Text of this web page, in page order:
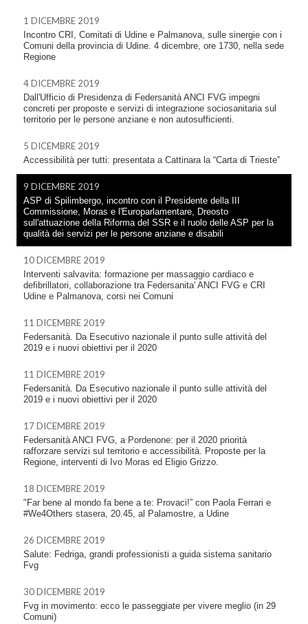
1 DICEMBRE 2019
Incontro CRI, Comitati di Udine e Palmanova, sulle sinergie con i
Comuni della provincia di Udine. 4 dicembre, ore 1730, nella sede
Regione
4 DICEMBRE 2019
Dall'Ufficio di Presidenza di Federsanità ANCI FVG impegni
concreti per proposte e servizi di integrazione sociosanitaria sul
territorio per le persone anziane e non autosufficienti.
5 DICEMBRE 2019
Accessibilità per tutti: presentata a Cattinara la “Carta di Trieste”
9 DICEMBRE 2019
ASP di Spilimbergo, incontro con il Presidente della III
Commissione, Moras e l'Europarlamentare, Dreosto
sull'attuazione della Riforma del SSR e il ruolo delle ASP per la
qualità dei servizi per le persone anziane e disabili
10 DICEMBRE 2019
Interventi salvavita: formazione per massaggio cardiaco e
defibrillatori, collaborazione tra Federsanita' ANCI FVG e CRI
Udine e Palmanova, corsi nei Comuni
11 DICEMBRE 2019
Federsanità. Da Esecutivo nazionale il punto sulle attività del
2019 e i nuovi obiettivi per il 2020
11 DICEMBRE 2019
Federsanità. Da Esecutivo nazionale il punto sulle attività del
2019 e i nuovi obiettivi per il 2020
17 DICEMBRE 2019
Federsanità ANCI FVG, a Pordenone: per il 2020 priorità
rafforzare servizi sul territorio e accessibilità. Proposte per la
Regione, interventi di Ivo Moras ed Eligio Grizzo.
18 DICEMBRE 2019
"Far bene al mondo fa bene a te: Provaci!” con Paola Ferrari e
#We4Others stasera, 20.45, al Palamostre, a Udine
26 DICEMBRE 2019
Salute: Fedriga, grandi professionisti a guida sistema sanitario
Fvg
30 DICEMBRE 2019
Fvg in movimento: ecco le passeggiate per vivere meglio (in 29
Comuni)